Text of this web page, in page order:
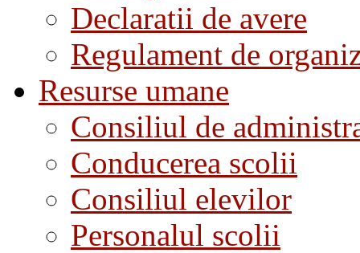
Declaratii de avere
Regulament de
Resurse umane
Consiliul de
Conducerea scolii
Consiliul elevilor
Personalul scolii